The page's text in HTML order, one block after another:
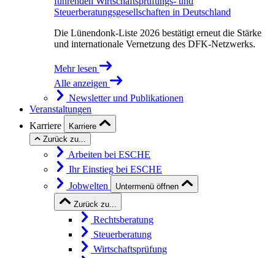
Steuerberatungsgesellschaften in Deutschland
Die Lünendonk-Liste 2026 bestätigt erneut die Stärke
und internationale Vernetzung des DFK-Netzwerks.
Mehr lesen
Alle anzeigen
Newsletter und Publikationen
Veranstaltungen
Karriere
Karriere
Zurück zu...
Arbeiten bei ESCHE
Ihr Einstieg bei ESCHE
Jobwelten
Untermenü öffnen
Zurück zu...
Rechtsberatung
Steuerberatung
Wirtschaftsprüfung